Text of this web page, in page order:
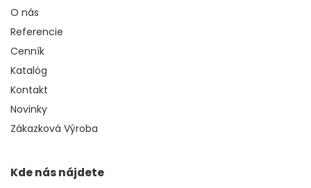
O nás
Referencie
Cenník
Katalóg
Kontakt
Novinky
Zákazková Výroba
Kde nás nájdete